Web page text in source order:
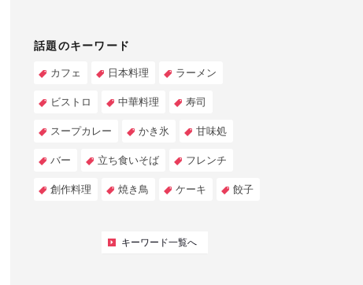
話題のキーワード
カフェ 日本料理 ラーメン
ビストロ 中華料理 寿司
スープカレー かき氷 甘味処
バー 立ち食いそば フレンチ
創作料理 焼き鳥 ケーキ 餃子
キーワード一覧へ